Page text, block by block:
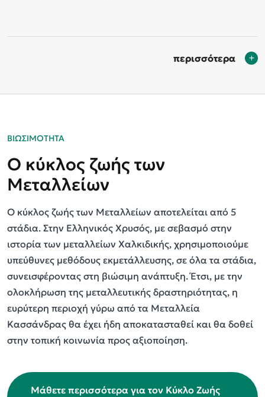
περισσότερα
ΒΙΩΣΙΜΟΤΗΤΑ
Ο κύκλος ζωής των
Μεταλλείων
Ο κύκλος ζωής των Μεταλλείων αποτελείται από 5
στάδια. Στην Ελληνικός Χρυσός, με σεβασμό στην
ιστορία των μεταλλείων Χαλκιδικής, χρησιμοποιούμε
υπεύθυνες μεθόδους εκμετάλλευσης, σε όλα τα στάδια,
συνεισφέροντας στη βιώσιμη ανάπτυξη. Έτσι, με την
ολοκλήρωση της μεταλλευτικής δραστηριότητας, η
ευρύτερη περιοχή γύρω από τα Μεταλλεία
Κασσάνδρας θα έχει ήδη αποκατασταθεί και θα δοθεί
στην τοπική κοινωνία προς αξιοποίηση.
Μάθετε περισσότερα για τον Κύκλο Ζωής